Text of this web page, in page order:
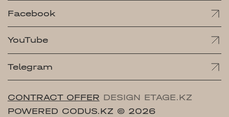
Facebook
YouTube
Telegram
CONTRACT OFFER DESIGN ETAGE.KZ
POWERED CODUS.KZ © 2026